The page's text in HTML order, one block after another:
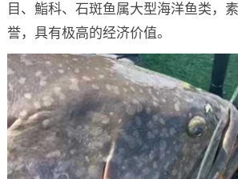
目、鮨科、石斑鱼属大型海洋鱼类，
誉，具有极高的经济价值。